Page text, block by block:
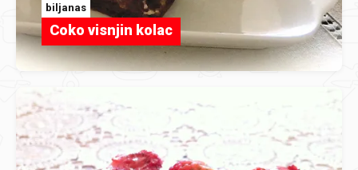
biljanas
Coko visnjin kolac